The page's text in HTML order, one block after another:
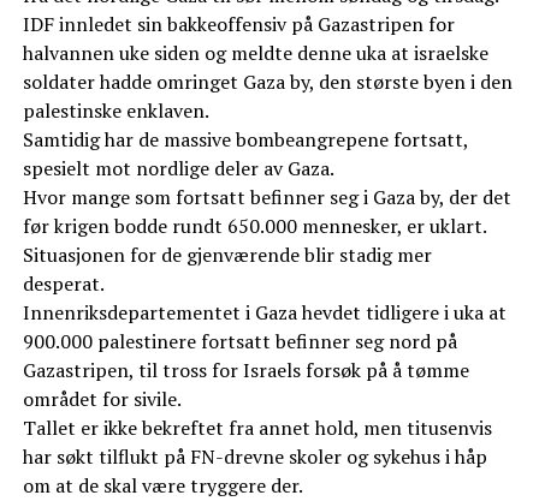
IDF innledet sin bakkeoffensiv på Gazastripen for
halvannen uke siden og meldte denne uka at israelske
soldater hadde omringet Gaza by, den største byen i den
palestinske enklaven.
Samtidig har de massive bombeangrepene fortsatt,
spesielt mot nordlige deler av Gaza.
Hvor mange som fortsatt befinner seg i Gaza by, der det
før krigen bodde rundt 650.000 mennesker, er uklart.
Situasjonen for de gjenværende blir stadig mer
desperat.
Innenriksdepartementet i Gaza hevdet tidligere i uka at
900.000 palestinere fortsatt befinner seg nord på
Gazastripen, til tross for Israels forsøk på å tømme
området for sivile.
Tallet er ikke bekreftet fra annet hold, men titusenvis
har søkt tilflukt på FN-drevne skoler og sykehus i håp
om at de skal være tryggere der.